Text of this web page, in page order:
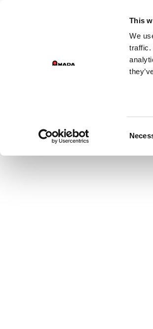
This
We
traffic.
Main Navigation